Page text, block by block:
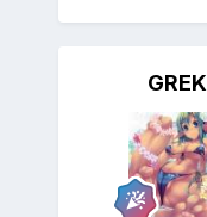
GREK